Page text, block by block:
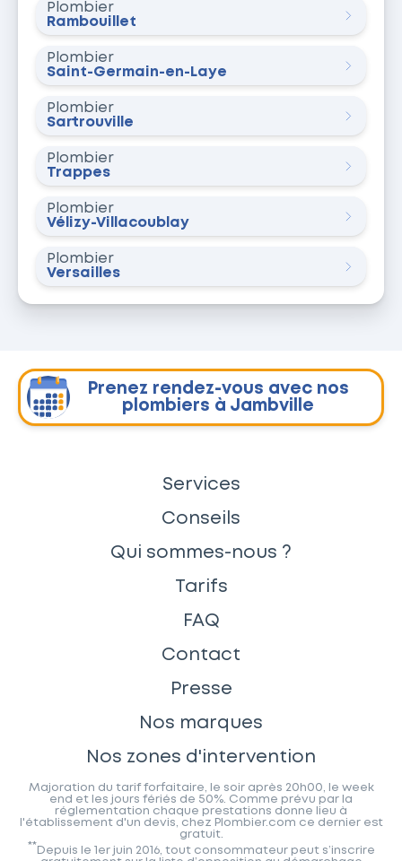
Plombier
Rambouillet
Plombier
Saint-Germain-en-Laye
Plombier
Sartrouville
Plombier
Trappes
Plombier
Vélizy-Villacoublay
Plombier
Versailles
Prenez rendez-vous avec nos
plombiers à Jambville
Services
Conseils
Qui sommes-nous ?
Tarifs
FAQ
Contact
Presse
Nos marques
Nos zones d'intervention
Majoration du tarif forfaitaire, le soir après 20h00, le week
end et les jours fériés de 50%. Comme prévu par la
réglementation chaque prestations donne lieu à
l'établissement d'un devis, chez Plombier.com ce dernier est
gratuit.
** Depuis le 1er juin 2016, tout consommateur peut s’inscrire